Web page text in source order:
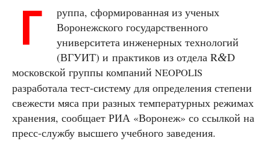
Г
руппа, сформированная из ученых
Воронежского государственного
университета инженерных технологий
(ВГУИТ) и практиков из отдела R&D
московской группы компаний NEOPOLIS
разработала тест-систему для определения степени
свежести мяса при разных температурных режимах
хранения, сообщает РИА «Воронеж» со ссылкой на
пресс-службу высшего учебного заведения.